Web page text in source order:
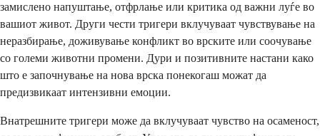
замислено напуштање, отфрлање или критика од важни луѓе во
вашиот живот. Други чести тригери вклучуваат чувствување на
неразбирање, доживување конфликт во врските или соочување
со големи животни промени. Дури и позитивните настани како
што е започнување на нова врска понекогаш можат да
предизвикаат интензивни емоции.
Внатрешните тригери може да вклучуваат чувство на осаменост,